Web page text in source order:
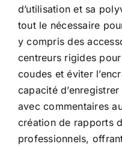
d’utilisation et sa
tout le nécessaire
y compris des
centreurs rigides
coudes et éviter
capacité
avec commentaires
création de rapports
professionnels,